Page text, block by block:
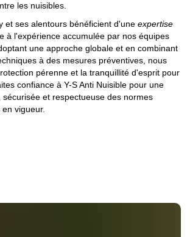
les nuisibles.
et ses alentours bénéficient d'une expertise
à l'expérience accumulée par nos équipes
une approche globale et en combinant
à des mesures préventives, nous
pérenne et la tranquillité d'esprit pour
confiance à Y-S Anti Nuisible pour une
sécurisée et respectueuse des normes
vigueur.